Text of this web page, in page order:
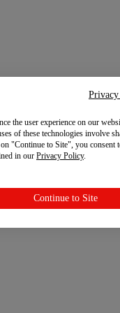
ーに関する選択肢」
the user experience on our
of these technologies involve
"Continue to Site", you consent
in our Privacy Policy.
Continue to Site